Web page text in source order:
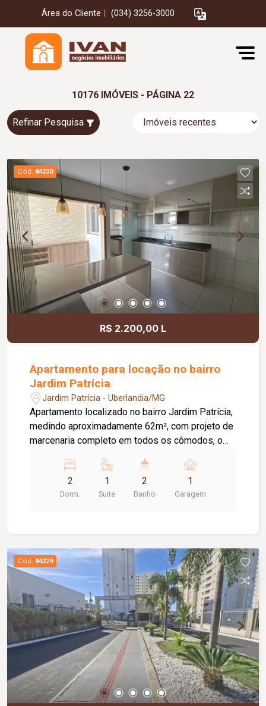
Área do Cliente (034) 3256-3000
10176 IMÓVEIS - PÁGINA 22
Refinar Pesquisa
Cód. 84230
R$ 2.200,00 L
Apartamento para locação no bairro
Jardim Patrícia
Jardim Patrícia - Uberlandia/MG
Apartamento localizado no bairro Jardim Patrícia,
medindo aproximadamente 62m², com projeto de
marcenaria completo em todos os cômodos, o
com painel, sacada, cozinha com armários e
cooktop, 02 quartos com armários sendo 01
suite, lavanderia separada, banheiro social, e 01
espaço gourmet com churrasqueira.
2
Dorm.
1
Suite
2
Banho
1
Garagem
Cód. 84229